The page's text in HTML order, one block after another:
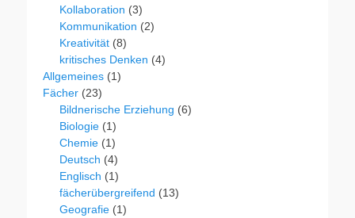
Kollaboration (3)
Kommunikation (2)
Kreativität (8)
kritisches Denken (4)
Allgemeines (1)
Fächer (23)
Bildnerische Erziehung (6)
Biologie (1)
Chemie (1)
Deutsch (4)
Englisch (1)
fächerübergreifend (13)
Geografie (1)